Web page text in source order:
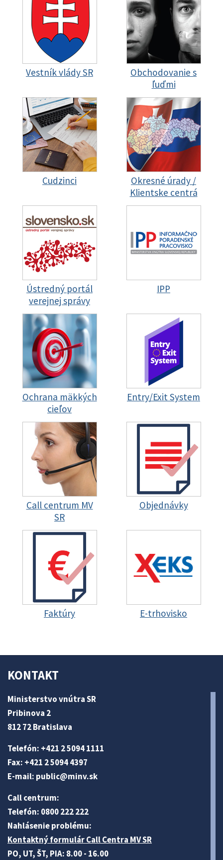
Vestník vlády SR
Obchodovanie s
ľuďmi
Cudzinci
Okresné úrady /
Klientske centrá
Ústredný portál
verejnej správy
IPP
Ochrana mäkkých
cieľov
Entry/Exit System
Call centrum MV
SR
Objednávky
Faktúry E-trhovisko
KONTAKT
Ministerstvo vnútra SR
Pribinova 2
812 72 Bratislava
Telefón: +421 2 5094 1111
Fax: +421 2 5094 4397
E-mail: public@minv.sk
Call centrum:
Telefón: 0800 222 222
Nahlásenie problému:
Kontaktný formulár Call Centra MV SR
PO, UT, ŠT, PIA: 8.00 - 16.00